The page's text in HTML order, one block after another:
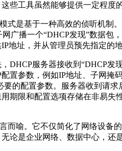
些工具虽然能够提供一定程度
式是基于一种高效的侦听机制
广播一个“DHCP发现”数据包
地址，并从管理员预先指定的
DHCP服务器接收到“DHCP
置参数，例如IP地址、子网
的配置参数。服务器收到请
期限和配置选项存储在非易
而喻。它不仅简化了网络设备
论是企业网络、数据中心，还